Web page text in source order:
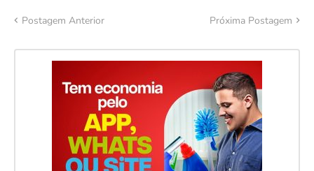
Postagem Anterior Próxima Postagem